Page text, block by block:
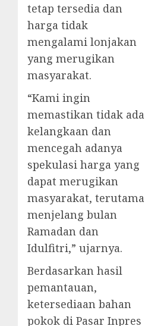
tetap tersedia dan
harga tidak
mengalami lonjakan
yang merugikan
masyarakat.
“Kami ingin
memastikan tidak ada
kelangkaan dan
mencegah adanya
spekulasi harga yang
dapat merugikan
masyarakat, terutama
menjelang bulan
Ramadan dan
Idulfitri,” ujarnya.
Berdasarkan hasil
pemantauan,
ketersediaan bahan
pokok di Pasar Inpres